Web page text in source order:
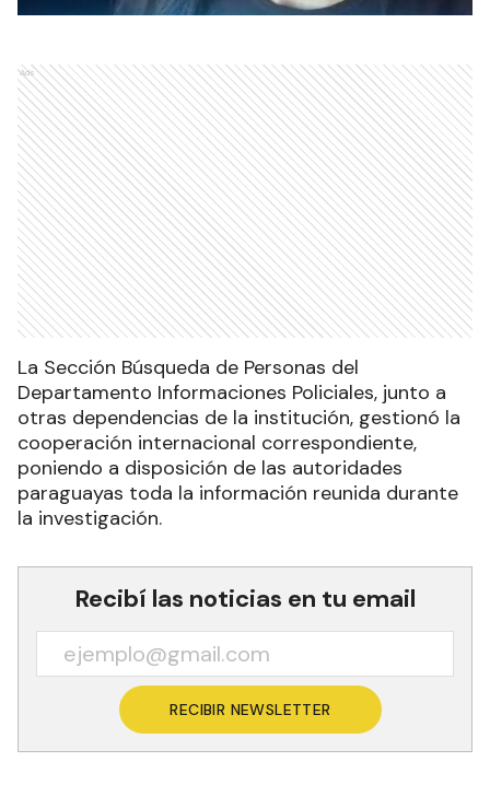
Ads
La Sección Búsqueda de Personas del
Departamento Informaciones Policiales, junto a
otras dependencias de la institución, gestionó la
cooperación internacional correspondiente,
poniendo a disposición de las autoridades
paraguayas toda la información reunida durante
la investigación.
Recibí las noticias en tu email
RECIBIR NEWSLETTER